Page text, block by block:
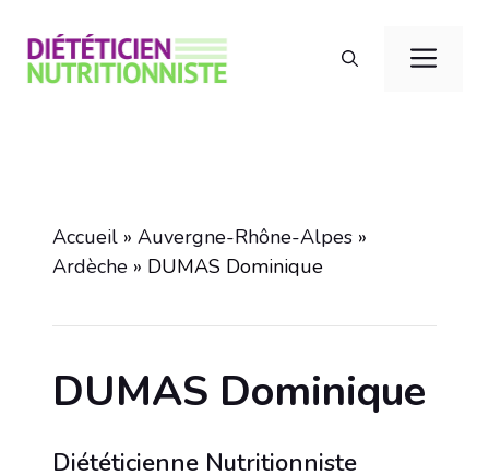
contenu
Accueil » Auvergne-Rhône-Alpes »
Ardèche » DUMAS Dominique
DUMAS Dominique
Diététicienne Nutritionniste